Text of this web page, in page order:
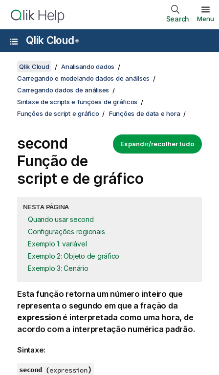
Search Menu
Qlik Cloud ®
Qlik Cloud
Analisando dados
Carregando e modelando dados de análises
Carregando dados de análises
Sintaxe de scripts e funções de gráficos
Funções de script e gráfico
Funções de data e hora
Expandir/recolher tudo
second
Função de
script e de gráfico
NESTA PÁGINA
Quando usar second
Configurações regionais
Exemplo 1: variável
Exemplo 2: Objeto de gráfico
Exemplo 3: Cenário
Esta função retorna um número inteiro que
representa o segundo em que a fração da
expressioné interpretada como uma hora, de
acordo com a interpretação numérica padrão.
Sintaxe:
second (expression)